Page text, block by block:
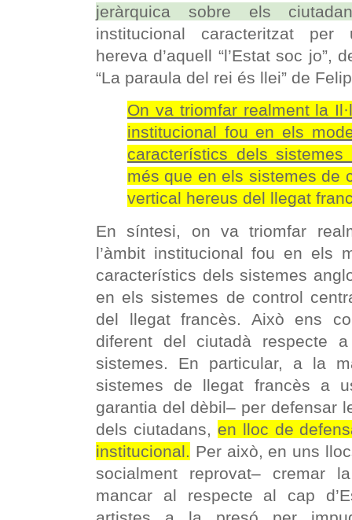
jeràrquica sobre els
institucional caracteritzat
hereva d’aquell “l’Estat soc jo”,
“La paraula del rei és llei” de
On va triomfar realment la
institucional fou en els
característics dels sistemes
més que en els sistemes de
vertical hereus del llegat
En síntesi, on va triomfar
l’àmbit institucional fou en els
característics dels sistemes
en els sistemes de control
del llegat francès. Això ens
diferent del ciutadà respecte
sistemes. En particular, a la
sistemes de llegat francès a
garantia del dèbil– per defensar
dels ciutadans, en lloc de
institucional.
Per això, en uns
socialment reprovat– cremar
mancar al respecte al cap